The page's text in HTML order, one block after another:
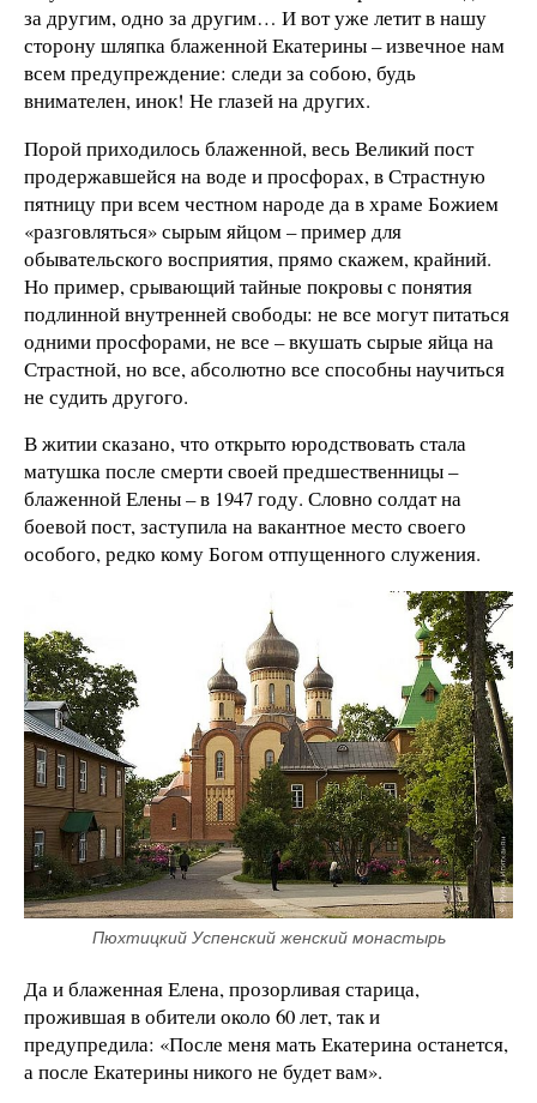
за другим, одно за другим… И вот уже летит в нашу
сторону шляпка блаженной Екатерины – извечное нам
всем предупреждение: следи за собою, будь
внимателен, инок! Не глазей на других.
Порой приходилось блаженной, весь Великий пост
продержавшейся на воде и просфорах, в Страстную
пятницу при всем честном народе да в храме Божием
«разговляться» сырым яйцом – пример для
обывательского восприятия, прямо скажем, крайний.
Но пример, срывающий тайные покровы с понятия
подлинной внутренней свободы: не все могут питаться
одними просфорами, не все – вкушать сырые яйца на
Страстной, но все, абсолютно все способны научиться
не судить другого.
В житии сказано, что открыто юродствовать стала
матушка после смерти своей предшественницы –
блаженной Елены – в 1947 году. Словно солдат на
боевой пост, заступила на вакантное место своего
особого, редко кому Богом отпущенного служения.
Пюхтицкий Успенский женский монастырь
Да и блаженная Елена, прозорливая старица,
прожившая в обители около 60 лет, так и
предупредила: «После меня мать Екатерина останется,
а после Екатерины никого не будет вам».